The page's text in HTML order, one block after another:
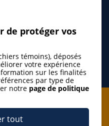
l'infolettre
de protéger vos
témoins), déposés
votre expérience
sur les finalités
par type de
notre page de politique
tout